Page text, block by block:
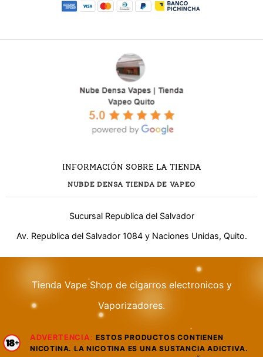
INFORMACIÓN SOBRE LA TIENDA
NUBDE DENSA TIENDA DE VAPEO
Sucursal Republica del Salvador
Av. Republica del Salvador 1084 y Naciones Unidas, Quito.
Tienda Vape Shop de cigarros electronicos y
Vaporizadores.
ADVERTENCIA : ESTOS PRODUCTOS CONTIENEN
NICOTINA. LA NICOTINA ES UNA SUSTANCIA ADICTIVA.
Respuesta rápida
Llamar